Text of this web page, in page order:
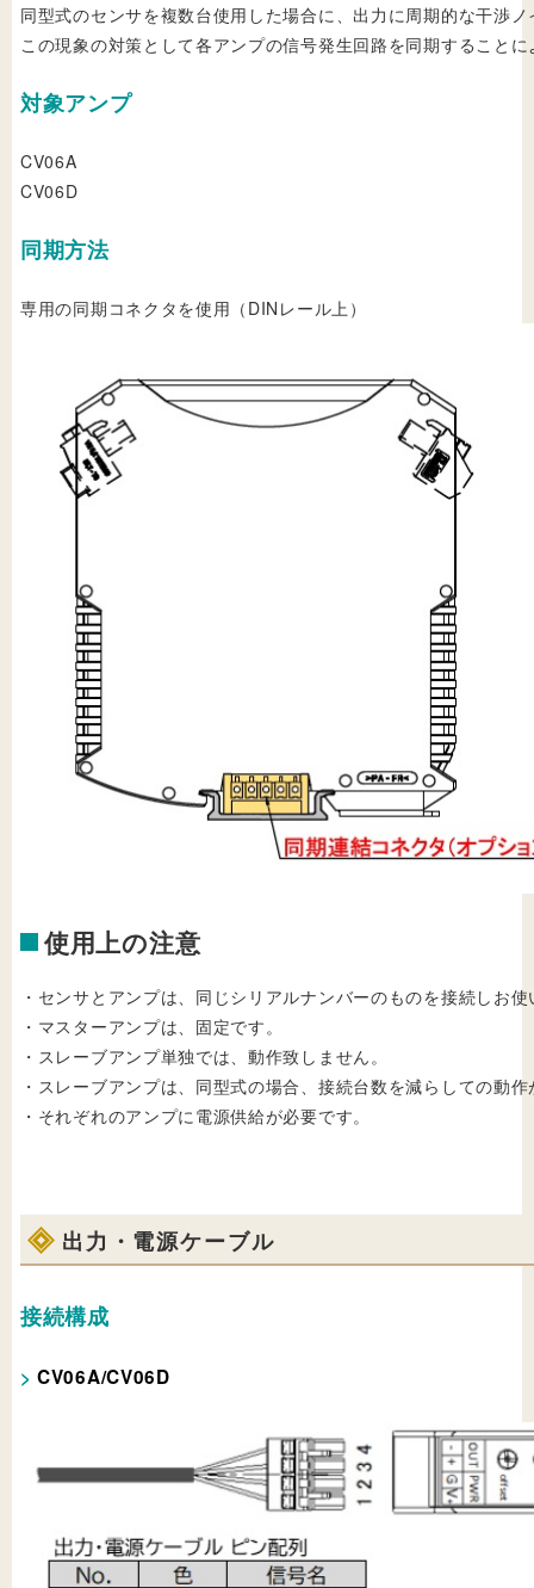
同型式のセンサを複数台使用した場合に、出力に周期的な干渉
この現象の対策として各アンプの信号発生回路を同期すること
対象アンプ
CV06A
CV06D
同期方法
専用の同期コネクタを使用（DINレール上）
使用上の注意
・センサとアンプは、同じシリアルナンバーのものを接続しお
・マスターアンプは、固定です。
・スレーブアンプ単独では、動作致しません。
・スレーブアンプは、同型式の場合、接続台数を減らしての動
・それぞれのアンプに電源供給が必要です。
出力・電源ケーブル
接続構成
CV06A/CV06D